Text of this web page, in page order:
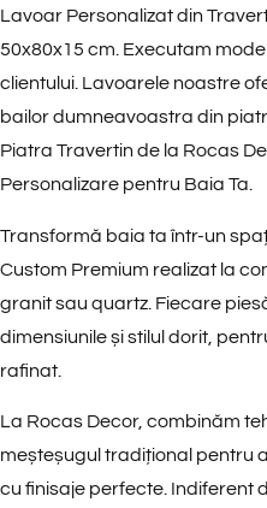
Lavoar Personalizat din
50x80x15 cm. Executam
clientului. Lavoarele noastre
bailor dumneavoastra din
Piatra Travertin de la Rocas
Personalizare pentru Baia Ta.
Transformă baia ta într-un
Custom Premium realizat la
granit sau quartz. Fiecare
dimensiunile și stilul dorit,
rafinat.
La Rocas Decor, combinăm
meșteșugul tradițional pentru
cu finisaje perfecte. Indiferent